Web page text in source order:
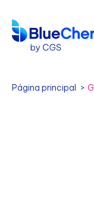
Página principal